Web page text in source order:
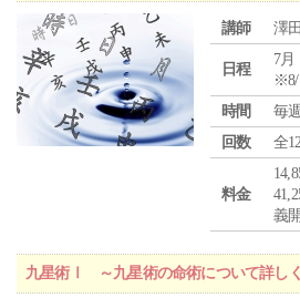
講師 澤
日程
7月
※8/
時間
毎
回数
全
料金
義
九星術Ⅰ ～九星術の命術について詳し